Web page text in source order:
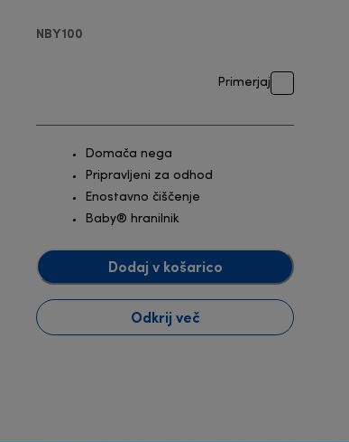
NBY100
Primerjaj
Domača nega
Pripravljeni za odhod
Enostavno čiščenje
Baby® hranilnik
Dodaj v košarico
Odkrij več